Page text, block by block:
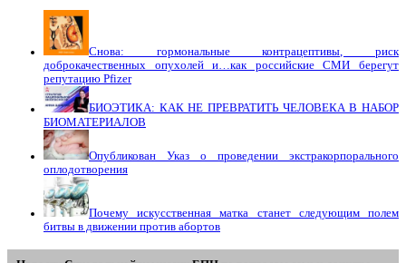
Снова: гормональные контрацептивы, риск
доброкачественных опухолей и…как российские СМИ берегут
репутацию Pfizer
БИОЭТИКА: КАК НЕ ПРЕВРАТИТЬ ЧЕЛОВЕКА В НАБОР
БИОМАТЕРИАЛОВ
Опубликован Указ о проведении экстракорпорального
оплодотворения
Почему искусственная матка станет следующим полем
битвы в движении против абортов